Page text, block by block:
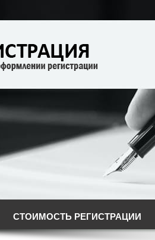
СТОИМОСТЬ РЕГИСТРАЦИИ